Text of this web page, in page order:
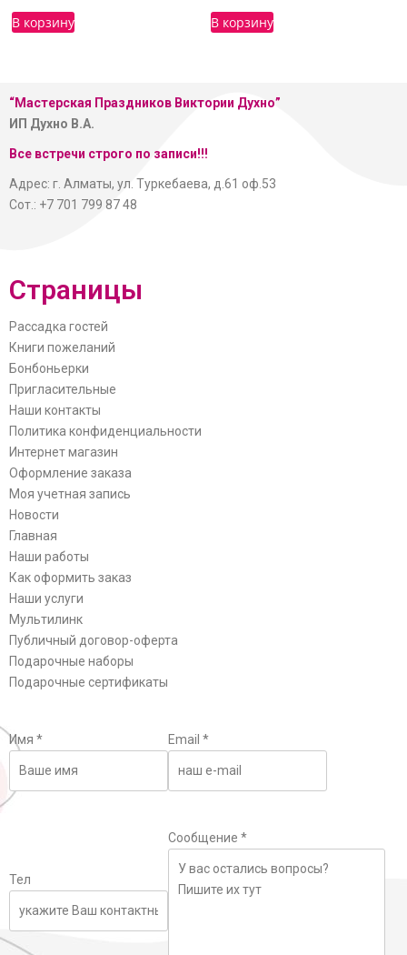
В корзину В корзину
“Мастерская Праздников Виктории Духно”
ИП Духно В.А.
Все встречи строго по записи!!!
Адрес: г. Алматы, ул. Туркебаева, д.61 оф.53
Сот.: +7 701 799 87 48
Страницы
Рассадка гостей
Книги пожеланий
Бонбоньерки
Пригласительные
Наши контакты
Политика конфиденциальности
Интернет магазин
Оформление заказа
Моя учетная запись
Новости
Главная
Наши работы
Как оформить заказ
Наши услуги
Мультилинк
Публичный договор-оферта
Подарочные наборы
Подарочные сертификаты
Имя * Email *
Тел
Сообщение *